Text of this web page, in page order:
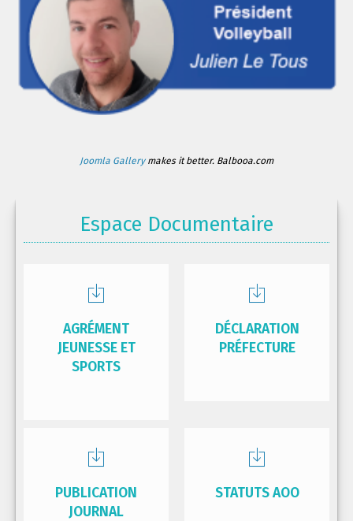
Joomla Gallerymakes it better. Balbooa.com
Espace Documentaire
AGRÉMENT
JEUNESSE ET
SPORTS
DÉCLARATION
PRÉFECTURE
PUBLICATION
JOURNAL
STATUTS AOO